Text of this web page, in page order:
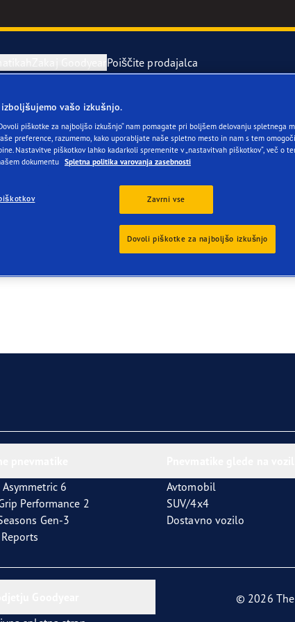
in menjava pnevmatik
pnevmatike
pnevmatikah
RACING
4Seasons GEN-3
Performance 2
Serija
Poiščite prodajalca
DORJAN STARC
Asymmetric 6
Performance 2
Gen-3
Avtomobil
SUV/4x4
Dostavno vozilo
© 2026 The
vašo izkušnjo.
piškotke za najboljšo izkušnjo“ nam pomagate pri boljšem delovanju spletnega
preference, razumemo, kako uporabljate naše spletno mesto in nam s tem
Nastavitve piškotkov lahko kadarkoli spremenite v „nastavitvah piškotkov“, več o
dokumentu Spletna politika varovanja zasebnosti
Zavrni vse
Dovoli piškotke za najboljšo izkušnjo